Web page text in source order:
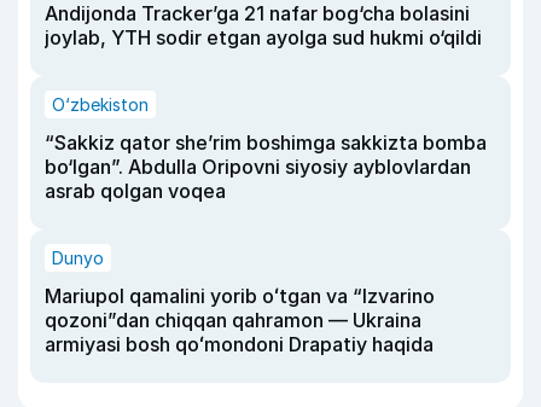
Andijonda Tracker’ga 21 nafar bog‘cha bolasini
joylab, YTH sodir etgan ayolga sud hukmi o‘qildi
O‘zbekiston
“Sakkiz qator she’rim boshimga sakkizta bomba
bo‘lgan”. Abdulla Oripovni siyosiy ayblovlardan
asrab qolgan voqea
Dunyo
Mariupol qamalini yorib oʻtgan va “Izvarino
qozoni”dan chiqqan qahramon — Ukraina
armiyasi bosh qoʻmondoni Drapatiy haqida